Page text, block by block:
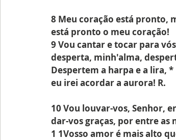
8 Meu coração está pronto,
está pronto o meu coração!
9 Vou cantar e tocar para
desperta, minh'alma,
Despertem a harpa e a lira, *
eu irei acordar a aurora! R.
10 Vou louvar-vos, Senhor,
dar-vos graças, por entre as
1 1Vosso amor é mais alto